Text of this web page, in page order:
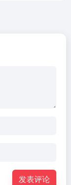
发表评论